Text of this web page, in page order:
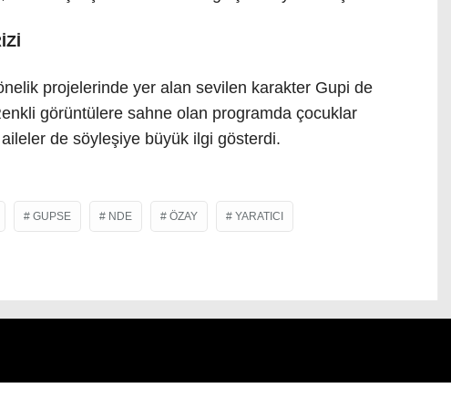
projelerinde yer alan sevilen karakter Gupi de
görüntülere sahne olan programda çocuklar
de söyleşiye büyük ilgi gösterdi.
GUPSE NDE ÖZAY YARATICI